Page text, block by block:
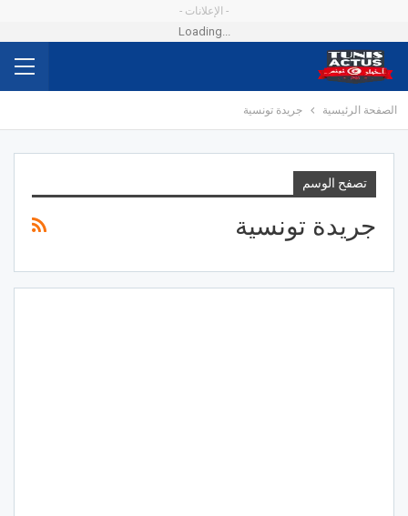
- الإعلانات -
Loading...
الصفحة الرئيسية جريدة تونسية
تصفح الوسم
جريدة تونسية